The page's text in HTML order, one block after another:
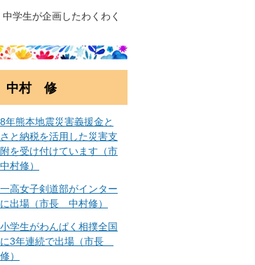
学生が企画したわくわく
中村 修
年熊本地震災害義援金と
と納税を活用した災害支
を受け付けています（市
村修）
高女子剣道部がインター
出場（市長 中村修）
学生がわんぱく相撲全国
3年連続で出場（市長
）